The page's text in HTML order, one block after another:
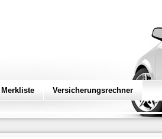
Merkliste Versicherungsrechner